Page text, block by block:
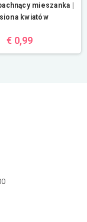
mieszanka |
kwiatów
€ 0,99